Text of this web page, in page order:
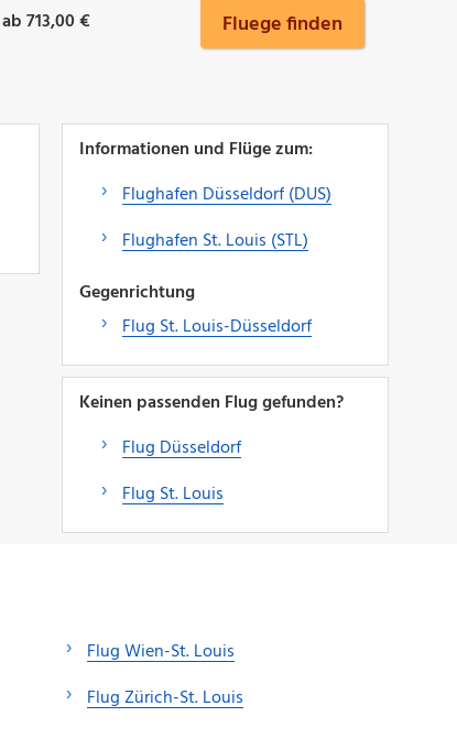
ab 713,00 € Fluege finden
Informationen und Flüge zum:
Flughafen Düsseldorf (DUS)
Flughafen St. Louis (STL)
Gegenrichtung
Flug St. Louis-Düsseldorf
Keinen passenden Flug gefunden?
Flug Düsseldorf
Flug St. Louis
Flug Wien-St. Louis
Flug Zürich-St. Louis